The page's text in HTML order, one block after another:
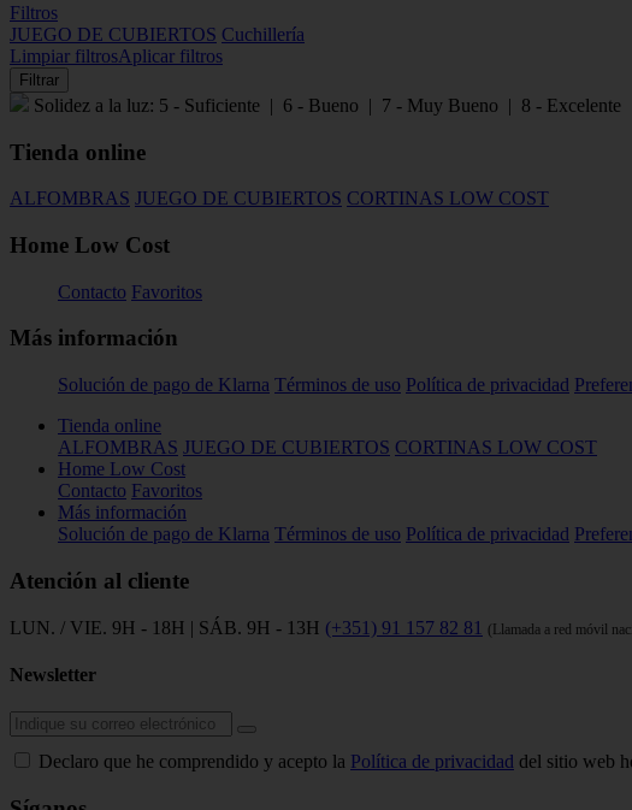
Filtros
JUEGO DE CUBIERTOS Cuchillería
Limpiar filtrosAplicar filtros
Filtrar
Solidez a la luz: 5 - Suficiente | 6 - Bueno | 7 - Muy Bueno | 8 - Excelente
Tienda online
ALFOMBRAS JUEGO DE CUBIERTOS CORTINAS LOW COST
Home Low Cost
Contacto Favoritos
Más información
Solución de pago de Klarna Términos de uso Política de privacidad
Tienda online
ALFOMBRAS JUEGO DE CUBIERTOS CORTINAS LOW COST
Home Low Cost
Contacto Favoritos
Más información
Solución de pago de Klarna Términos de uso Política de privacidad
Atención al cliente
LUN. / VIE. 9H - 18H | SÁB. 9H - 13H (+351) 91 157 82 81 (Llamada a red móvil
Newsletter
Declaro que he comprendido y acepto la Política de privacidad del sitio web